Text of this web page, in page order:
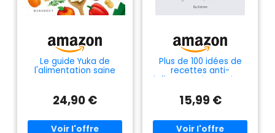
Le guide Yuka de
l'alimentation saine
24,90 €
Plus de 100 idées de
recettes anti-
inflammatoires: saines
15,99 €